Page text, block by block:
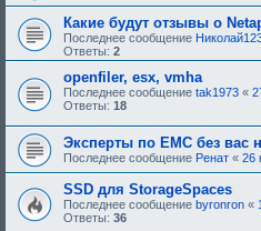
Какие будут отзывы о
Последнее сообщение
Ответы: 2
openfiler, esx, vmha
Последнее сообщение tak1973 «
Ответы: 18
Эксперты по ЕМС без вас
Последнее сообщение Ренат « 26
SSD для StorageSpaces
Последнее сообщение byronron «
Ответы: 36